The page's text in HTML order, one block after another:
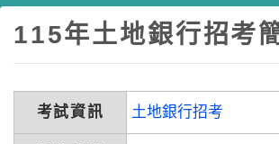
115年土地銀行招考
考試資訊 土地銀行招考